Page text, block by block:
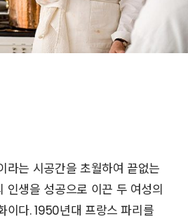
라는 시공간을 초월하여 끝없는
인생을 성공으로 이끈 두 여성의
이다. 1950년대 프랑스 파리를